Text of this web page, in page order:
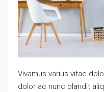
Vivamus varius vitae
dolor ac nunc blandit